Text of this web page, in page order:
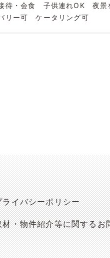
待・会食 子供連れOK 夜景
リー可 ケータリング可
ライバシーポリシー
材・物件紹介等に関するお